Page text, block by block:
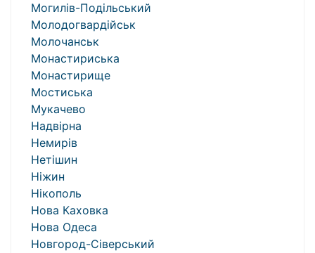
Могилів-Подільський
Молодогвардійськ
Молочанськ
Монастириська
Монастирище
Мостиська
Мукачево
Надвірна
Немирів
Нетішин
Ніжин
Нікополь
Нова Каховка
Нова Одеса
Новгород-Сіверський